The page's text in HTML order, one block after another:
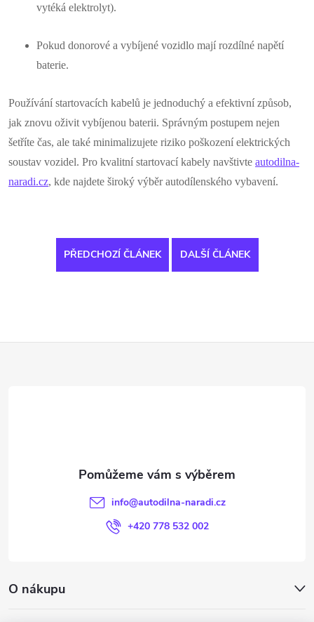
vytéká elektrolyt).
Pokud donorové a vybíjené vozidlo mají rozdílné napětí
baterie.
Používání startovacích kabelů je jednoduchý a efektivní způsob,
jak znovu oživit vybíjenou baterii. Správným postupem nejen
šetříte čas, ale také minimalizujete riziko poškození elektrických
soustav vozidel. Pro kvalitní startovací kabely navštivte autodilna-
naradi.cz, kde najdete široký výběr autodílenského vybavení.
PŘEDCHOZÍ ČLÁNEK DALŠÍ ČLÁNEK
info@autodilna-naradi.cz
+420 778 532 002
O nákupu